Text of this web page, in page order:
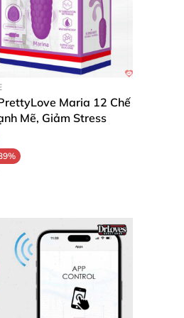
Maria 12 Chế
Mẽ, Giảm Stress